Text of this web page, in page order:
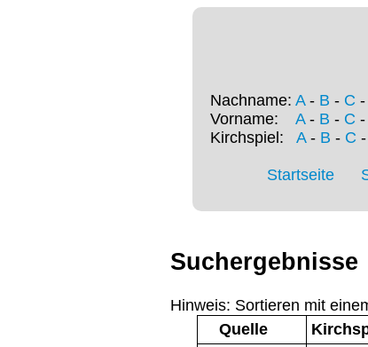
Nachname: A- B - C -
Vorname: A- B - C -
Kirchspiel: A- B - C -
Startseite
Suchergebnisse
Hinweis: Sortieren mit
Quelle